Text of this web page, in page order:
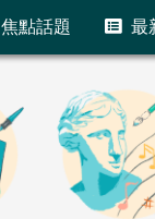
焦點話題 最